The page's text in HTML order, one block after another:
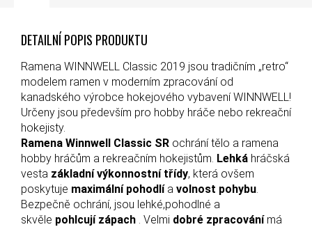
DETAILNÍ POPIS PRODUKTU
Ramena WINNWELL Classic 2019 jsou tradičním „retro“
modelem ramen v moderním zpracování od
kanadského výrobce hokejového vybavení WINNWELL!
Určeny jsou především pro hobby hráče nebo rekreační
hokejisty.
Ramena Winnwell Classic SR ochrání tělo a ramena
hobby hráčům a rekreačním hokejistům. Lehká hráčská
vesta základní výkonnostní třídy, která ovšem
poskytuje maximální pohodlía volnost pohybu
Bezpečně ochrání, jsou lehké,pohodlné a
skvěle pohlcují zápach . Velmi dobré zpracovánímá